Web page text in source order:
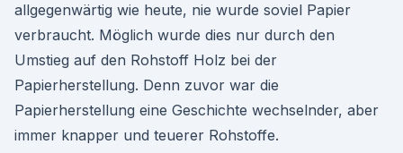
allgegenwärtig wie heute, nie wurde soviel Papier
verbraucht. Möglich wurde dies nur durch den
Umstieg auf den Rohstoff Holz bei der
Papierherstellung. Denn zuvor war die
Papierherstellung eine Geschichte wechselnder, aber
immer knapper und teuerer Rohstoffe.